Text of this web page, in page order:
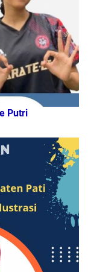
Putri